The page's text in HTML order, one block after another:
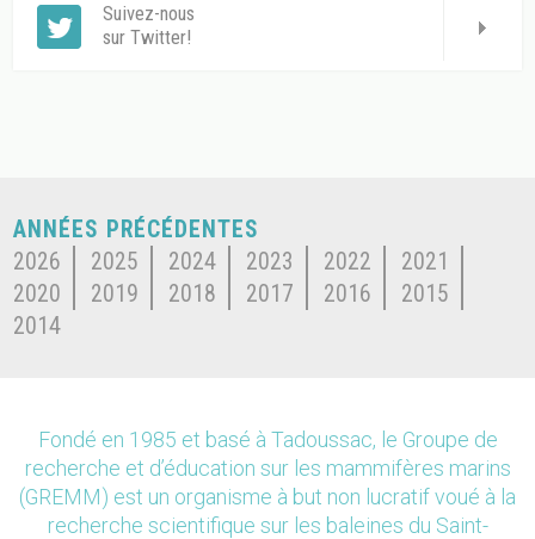
Suivez-nous
sur Twitter!
ANNÉES PRÉCÉDENTES
2026
2025 2024 2023 2022
2021
2020
2019 2018 2017 2016
2015
2014
Fondé en 1985 et basé à Tadoussac, le Groupe de
recherche et d’éducation sur les mammifères marins
(GREMM) est un organisme à but non lucratif voué à la
recherche scientifique sur les baleines du Saint-